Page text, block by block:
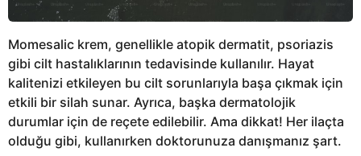
Momesalic krem, genellikle atopik dermatit, psoriazis
gibi cilt hastalıklarının tedavisinde kullanılır. Hayat
kalitenizi etkileyen bu cilt sorunlarıyla başa çıkmak için
etkili bir silah sunar. Ayrıca, başka dermatolojik
durumlar için de reçete edilebilir. Ama dikkat! Her ilaçta
olduğu gibi, kullanırken doktorunuza danışmanız şart.